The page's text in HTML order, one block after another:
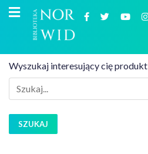
Wyszukaj interesujący cię produkt
SZUKAJ